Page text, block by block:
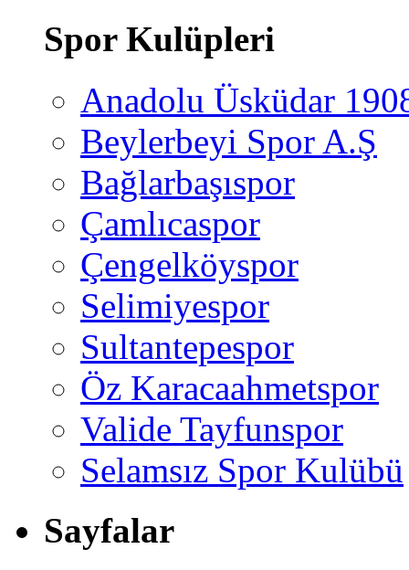
Spor Kulüpleri
Anadolu Üsküdar
Beylerbeyi Spor A.Ş
Bağlarbaşıspor
Çamlıcaspor
Çengelköyspor
Selimiyespor
Sultantepespor
Öz Karacaahmetspor
Valide Tayfunspor
Selamsız Spor Kulübü
Sayfalar